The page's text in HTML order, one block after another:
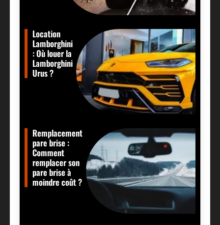
Location
Lamborghini
: Où louer la
Lamborghini
Urus ?
Remplacement
pare brise :
Comment
remplacer son
pare brise à
moindre coût ?